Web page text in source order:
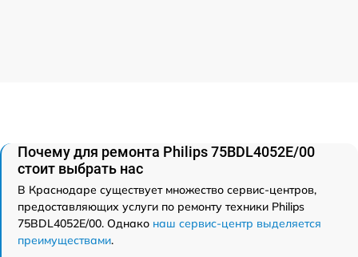
Почему для ремонта Philips 75BDL4052E/00
стоит выбрать нас
В Краснодаре существует множество сервис-центров,
предоставляющих услуги по ремонту техники Philips
75BDL4052E/00. Однако наш сервис-центр выделяется
преимуществами.